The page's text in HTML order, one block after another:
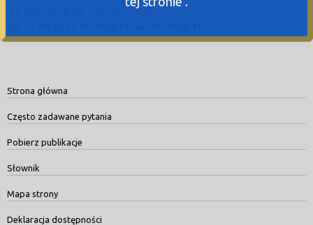
pn.7:30 - 17:30, wt. - pt. 7.30 - 15.30
Strona główna
Często zadawane pytania
Pobierz publikacje
Słownik
Mapa strony
Deklaracja dostępności